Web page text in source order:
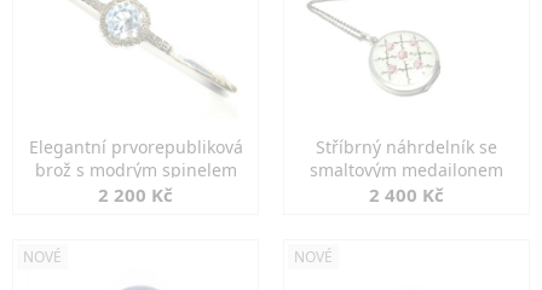
Elegantní prvorepubliková
brož s modrým spinelem
2 200 Kč
Stříbrný náhrdelník se
smaltovým medailonem
2 400 Kč
NOVÉ NOVÉ